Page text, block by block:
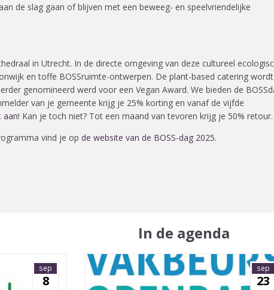
de slag gaan of blijven met een beweeg- en speelvriendelijke
in Utrecht. In de directe omgeving van deze cultureel
en toffe BOSSruimte-ontwerpen. De plant-based catering wordt
genomineerd werd voor een Vegan Award. We bieden de
van je gemeente krijg je 25% korting en vanaf de vijfde
aan! Kan je toch niet? Tot een maand van tevoren krijg je 50% retour.
vind je op de website van de BOSS-dag 2025.
In de agenda
sep
8
sep
23